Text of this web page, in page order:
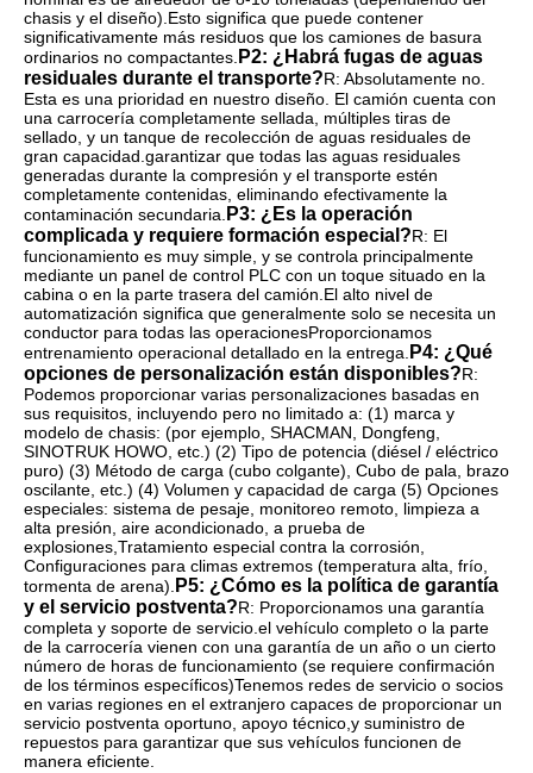
chasis y el diseño).Esto significa que puede contener
significativamente más residuos que los camiones de basura
ordinarios no compactantes. P2: ¿Habrá fugas de aguas
residuales durante el transporte?R: Absolutamente no.
Esta es una prioridad en nuestro diseño. El camión cuenta con
una carrocería completamente sellada, múltiples tiras de
sellado, y un tanque de recolección de aguas residuales de
gran capacidad.garantizar que todas las aguas residuales
generadas durante la compresión y el transporte estén
completamente contenidas, eliminando efectivamente la
contaminación secundaria. P3: ¿Es la operación
complicada y requiere formación especial?R: El
funcionamiento es muy simple, y se controla principalmente
mediante un panel de control PLC con un toque situado en la
cabina o en la parte trasera del camión.El alto nivel de
automatización significa que generalmente solo se necesita un
conductor para todas las operacionesProporcionamos
entrenamiento operacional detallado en la entrega. P4: ¿Qué
opciones de personalización están disponibles?R:
Podemos proporcionar varias personalizaciones basadas en
sus requisitos, incluyendo pero no limitado a: (1) marca y
modelo de chasis: (por ejemplo, SHACMAN, Dongfeng,
SINOTRUK HOWO, etc.) (2) Tipo de potencia (diésel / eléctrico
puro) (3) Método de carga (cubo colgante), Cubo de pala, brazo
oscilante, etc.) (4) Volumen y capacidad de carga (5) Opciones
especiales: sistema de pesaje, monitoreo remoto, limpieza a
alta presión, aire acondicionado, a prueba de
explosiones,Tratamiento especial contra la corrosión,
Configuraciones para climas extremos (temperatura alta, frío,
tormenta de arena). P5: ¿Cómo es la política de garantía
y el servicio postventa?R: Proporcionamos una garantía
completa y soporte de servicio.el vehículo completo o la parte
de la carrocería vienen con una garantía de un año o un cierto
número de horas de funcionamiento (se requiere confirmación
de los términos específicos)Tenemos redes de servicio o socios
en varias regiones en el extranjero capaces de proporcionar un
servicio postventa oportuno, apoyo técnico,y suministro de
repuestos para garantizar que sus vehículos funcionen de
manera eficiente.